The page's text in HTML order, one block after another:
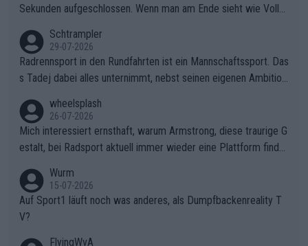
Sekunden aufgeschlossen. Wenn man am Ende sieht wie Voller
ering die 7 Sekunden zu Niewiadoma nicht geschlossen hat un
d den Abstand hat anwachsen lassen. Ein schwerer taktischer
Fehler, der den Tour Sieg kosten wird.Diese Beobachtung trifft
Zögerlichkeit von Demi Vollering in diesem Moment war das e
ntscheidende Puzzleteil, das Katarzyna Niewiadoma die Tür z
um Gelben Trikot geöffnet hat.Das taktische Dilemma am Mon
t VentouxDie psychologische Falle: Vollering spekulierte in die
ser Phase darauf, dass Marlen Reusser im Gelben Trikot die N
achführarbeit leistet, um ihre Gesamtführung zu verteidigen.De
r Pokereinsatz: Anstatt die verbleibenden 7 Sekunden sofort s
elbst zuzufahren, verließ sich Vollering zu lange auf die Tempo
arbeit anderer.Niewiadomas Momentum: Niewiadoma nutzte g
Schtrampler
29-07-2026
Radrennsport in den Rundfahrten ist ein Mannschaftssport. Das
s Tadej dabei alles unternimmt, nebst seinen eigenen Ambition
ganze Team auch mental stark zu machen und konkret am Erf
olg teilzuhaben, ist ihm ganz hoch anzurechnen. Das ist ein Zei
chen weit über den Radsport hinaus.
wheelsplash
26-07-2026
Mich interessiert ernsthaft, warum Armstrong, diese traurige G
estalt, bei Radsport aktuell immer wieder eine Plattform finde
Wurm
15-07-2026
Auf Sport1 läuft noch was anderes, als Dumpfbackenreality T
V?
FlyingWvA